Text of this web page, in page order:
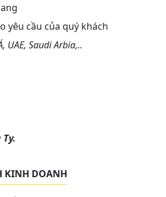
yêu cầu của quý khách
UAE, Saudi Arbia,..
KINH DOANH